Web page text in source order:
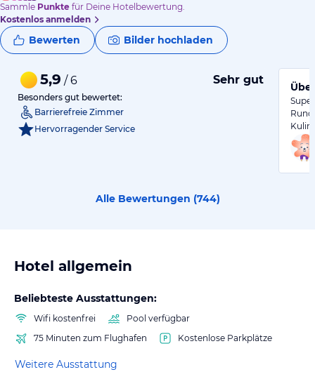
Sammle Punkte für Deine Hotelbewertung.
Kostenlos anmelden
Bewerten Bilder hochladen
5,9 / 6 Sehr gut
Besonders gut bewertet:
Barrierefreie Zimmer
Hervorragender Service
Alle Bewertungen (744)
Hotel allgemein
Beliebteste Ausstattungen:
Wifi kostenfrei
Pool verfügbar
75 Minuten zum Flughafen
Kostenlose Parkplätze
Weitere Ausstattung